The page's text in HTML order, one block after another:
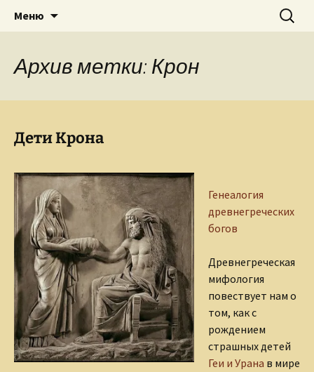
Сайт Ольги Грибановой
Творческое пространство писателя,
поэта, публициста, литературоведа
Ольги Грибановой
Меню Найти:
Архив метки: Крон
Дети Крона
Генеалогия
древнегреческих
богов
Древнегреческая
мифология
повествует нам о
том, как с
рождением
страшных детей
Геи и Урана в мире